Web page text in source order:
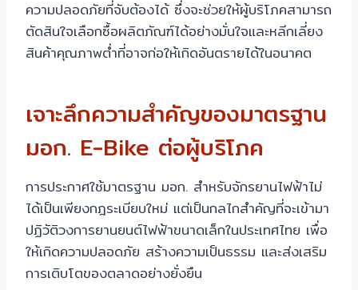
ความปลอดภัยที่จับต้องได้ ซึ่งจะช่วยให้ผู้บริโภคสามารถ
ตัดสินใจเลือกซื้อผลิตภัณฑ์ได้อย่างมั่นใจและหลีกเลี่ยง
สินค้าคุณภาพต่ำที่อาจก่อให้เกิดอันตรายได้ในอนาคต
เจาะลึกความสำคัญของมาตรฐาน
มอก. E-Bike ต่อผู้บริโภค
การประกาศใช้มาตรฐาน มอก. สำหรับจักรยานไฟฟ้าไม่
ได้เป็นเพียงกฎระเบียบใหม่ แต่เป็นกลไกสำคัญที่จะเข้ามา
ปฏิวัติวงการยานยนต์ไฟฟ้าขนาดเล็กในประเทศไทย เพื่อ
ให้เกิดความปลอดภัย สร้างความเป็นธรรม และส่งเสริม
การเติบโตของตลาดอย่างยั่งยืน